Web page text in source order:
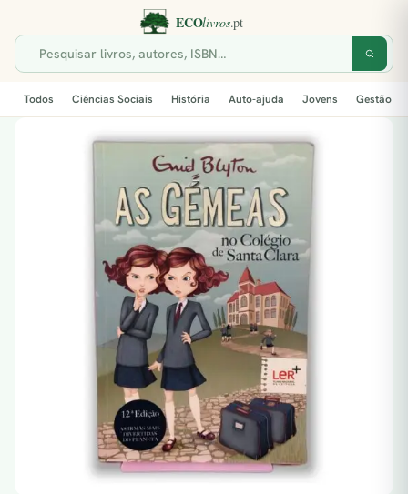
Todos Ciências Sociais História Auto-ajuda Jovens Gestão